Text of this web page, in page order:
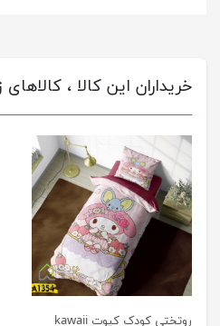
خریداران این کالا ،
روتختی کودک کیوت kawaii